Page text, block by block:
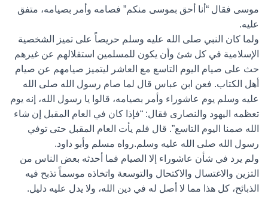
موسى فقال “أنا أحق بموسى منكم” فصامه وأمر بصيامه، متفق
عليه.
ولما كان النبي صلى الله عليه وسلم حريصاً على تميز الشخصية
الإسلامية في كل شئ وأن يكون للمسلمين استقلالهم عن غيرهم
حث على صيام اليوم التاسع مع العاشر ليتميز صيامهم عن صيام
أهل الكتاب. فعن ابن عباس قال لما صام رسول الله صلى الله
عليه وسلم يوم عاشوراء وأمر بصيامه، قالوا يا رسول الله، إنه يوم
تعظمه اليهود والنصارى فقال: “فإذا كان في العام المقبل إن شاء
الله صمنا اليوم التاسع”. قال فلم يأت العام المقبل حتى توفي
رسول الله صلى الله عليه وسلم.رواه مسلم وأبو داود.
ولم يرد في شأن عاشوراء إلا الصيام فما أحدثه بعض الناس من
التزين والاغتسال والاكتحال والتوسعة واتخاذه موسماً تذبح فيه
الذبائح، كل هذا مما لا أصل له في دين الله، ولا يدل عليه دليل.